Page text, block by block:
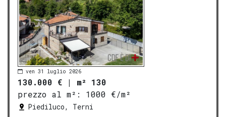
ven 31 luglio 2026
130.000 € | m² 130
prezzo al m²:
1000 €/m²
Piediluco, Terni